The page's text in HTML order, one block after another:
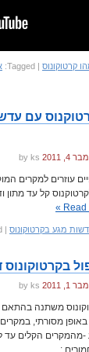
קרטוקונוס | Tagged:
עם
4, 2011
עוזרים למקרים
קל עד
Read
מגע בקרטוקונוס | Tagged:
1, 2011
משתנה